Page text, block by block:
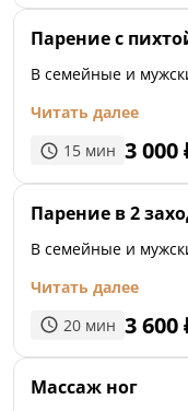
Парение с
В семейные и
Читать далее
15 мин 3 000
Парение в 2
В семейные и
Читать далее
20 мин 3 600
Массаж ног